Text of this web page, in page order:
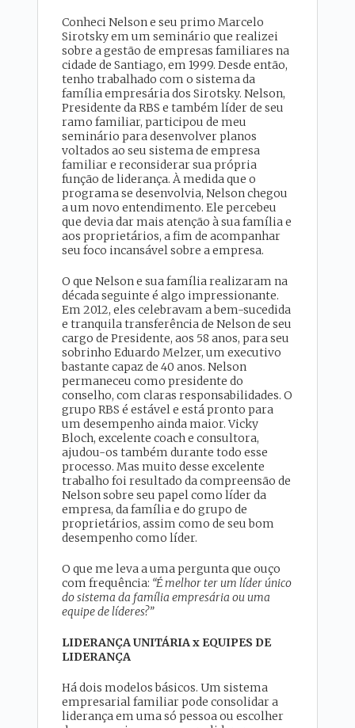
Conheci Nelson e seu primo Marcelo
Sirotsky em um seminário que realizei
sobre a gestão de empresas familiares na
cidade de Santiago, em 1999. Desde então,
tenho trabalhado com o sistema da
família empresária dos Sirotsky. Nelson,
Presidente da RBS e também líder de seu
ramo familiar, participou de meu
seminário para desenvolver planos
voltados ao seu sistema de empresa
familiar e reconsiderar sua própria
função de liderança. À medida que o
programa se desenvolvia, Nelson chegou
a um novo entendimento. Ele percebeu
que devia dar mais atenção à sua família e
aos proprietários, a fim de acompanhar
seu foco incansável sobre a empresa.
O que Nelson e sua família realizaram na
década seguinte é algo impressionante.
Em 2012, eles celebravam a bem-sucedida
e tranquila transferência de Nelson de seu
cargo de Presidente, aos 58 anos, para seu
sobrinho Eduardo Melzer, um executivo
bastante capaz de 40 anos. Nelson
permaneceu como presidente do
conselho, com claras responsabilidades. O
grupo RBS é estável e está pronto para
um desempenho ainda maior. Vicky
Bloch, excelente coach e consultora,
ajudou-os também durante todo esse
processo. Mas muito desse excelente
trabalho foi resultado da compreensão de
Nelson sobre seu papel como líder da
empresa, da família e do grupo de
proprietários, assim como de seu bom
desempenho como líder.
O que me leva a uma pergunta que ouço
com frequência: “É melhor ter um líder único
do sistema da família empresária ou uma
equipe de líderes?”
LIDERANÇA UNITÁRIA x EQUIPES DE
LIDERANÇA
Há dois modelos básicos. Um sistema
empresarial familiar pode consolidar a
liderança em uma só pessoa ou escolher